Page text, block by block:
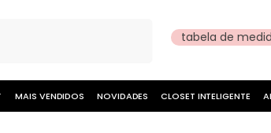
tabela de
MAIS VENDIDOS NOVIDADES CLOSET INTELIGENTE